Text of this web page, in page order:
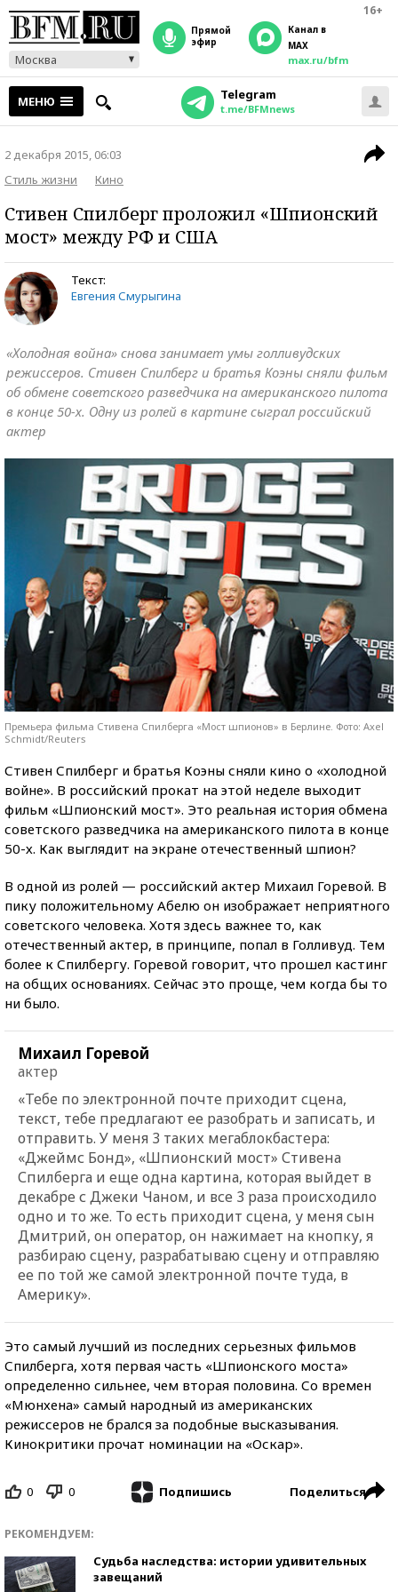
16+
Москва
прямой
эфир
Канал в
MAX
max.ru/bfm
МЕНЮ Telegram
t.me/BFMnews
2 декабря 2015, 06:03
Стиль жизни
Кино
Стивен Спилберг проложил «Шпионский
мост» между РФ и США
Текст:
Евгения Смурыгина
«Холодная война» снова занимает умы голливудских
режиссеров. Стивен Спилберг и братья Коэны сняли фильм
об обмене советского разведчика на американского пилота
в конце 50-х. Одну из ролей в картине сыграл российский
актер
Премьера фильма Стивена Спилберга «Мост шпионов» в Берлине. Фото: Axel
Schmidt/Reuters
Стивен Спилберг и братья Коэны сняли кино о «холодной
войне». В российский прокат на этой неделе выходит
фильм «Шпионский мост». Это реальная история обмена
советского разведчика на американского пилота в конце
50-х. Как выглядит на экране отечественный шпион?
В одной из ролей — российский актер Михаил Горевой. В
пику положительному Абелю он изображает неприятного
советского человека. Хотя здесь важнее то, как
отечественный актер, в принципе, попал в Голливуд. Тем
более к Спилбергу. Горевой говорит, что прошел кастинг
на общих основаниях. Сейчас это проще, чем когда бы то
ни было.
Михаил Горевой
актер
«Тебе по электронной почте приходит сцена,
текст, тебе предлагают ее разобрать и записать, и
отправить. У меня 3 таких мегаблокбастера:
«Джеймс Бонд», «Шпионский мост» Стивена
Спилберга и еще одна картина, которая выйдет в
декабре с Джеки Чаном, и все 3 раза происходило
одно и то же. То есть приходит сцена, у меня сын
Дмитрий, он оператор, он нажимает на кнопку, я
разбираю сцену, разрабатываю сцену и отправляю
ее по той же самой электронной почте туда, в
Америку».
Это самый лучший из последних серьезных фильмов
Спилберга, хотя первая часть «Шпионского моста»
определенно сильнее, чем вторая половина. Со времен
«Мюнхена» самый народный из американских
режиссеров не брался за подобные высказывания.
Кинокритики прочат номинации на «Оскар».
0 0 Подпишись Поделиться
РЕКОМЕНДУЕМ:
Судьба наследства: истории удивительных
завещаний